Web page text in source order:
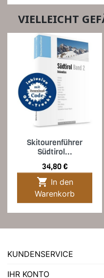
VIELLEICHT
Skitourenführer
Südtirol...
Preis
34,80 €

Warenkorb
KUNDENSERVICE
IHR KONTO